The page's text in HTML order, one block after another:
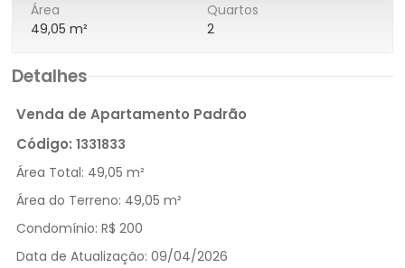
Área
49,05 m²
Quartos
2
Detalhes
Venda de Apartamento Padrão
Código: 1331833
Área Total: 49,05 m²
Área do Terreno: 49,05 m²
Condomínio: R$ 200
Data de Atualização: 09/04/2026